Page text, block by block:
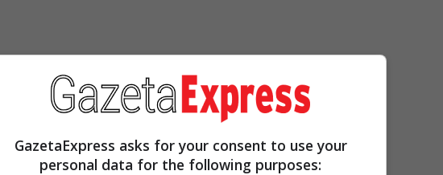
GazetaExpress asks for your consent to use your
personal data for the following purposes: